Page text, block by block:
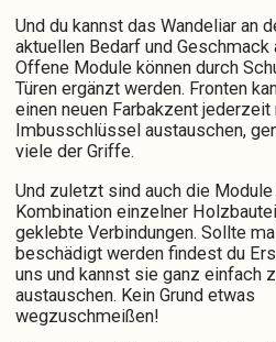
Und du kannst das Wandeliar an
aktuellen Bedarf und Geschmack
Offene Module können durch
Türen ergänzt werden. Fronten
einen neuen Farbakzent
Imbusschlüssel austauschen,
viele der Griffe.
Und zuletzt sind auch die
Kombination einzelner
geklebte Verbindungen. Sollte
beschädigt werden findest du
uns und kannst sie ganz einfach
austauschen. Kein Grund etwas
wegzuschmeißen!